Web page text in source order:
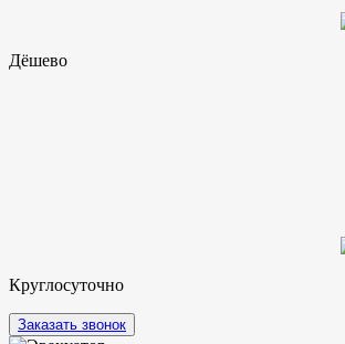
Дёшево
Круглосуточно
Заказать звонок